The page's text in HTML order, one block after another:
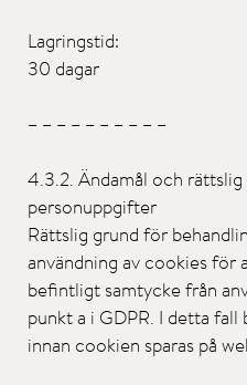
Lagringstid:
30 dagar
– – – – – – – – – –
4.3.2. Ändamål och
personuppgifter
Rättslig grund för
användning av cookies för
befintligt samtycke från
punkt a i GDPR. I detta
innan cookien sparas på